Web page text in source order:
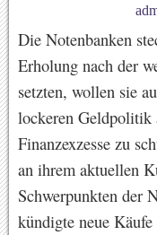
Die Notenbanken
Erholung nach der
setzten, wollen sie
lockeren Geldpolitik
Finanzexzesse zu
an ihrem aktuellen
Schwerpunkten der
kündigte neue